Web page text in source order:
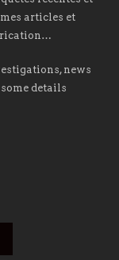
articles et
news
details